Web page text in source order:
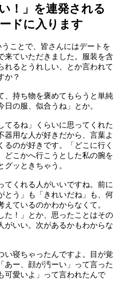
！」を連発される
ドに入ります
ことで、皆さんにはデートを
来ていただきました。服装を含
れるとうれしい、とか言われて
か？
、持ち物を褒めてもらうと単純
の服、似合うね」とか。
てるね」くらいに思ってくれた
器用な人が好きだから、言葉よ
るのが好きです。「どこに行く
どこかへ行こうとした私の腕を
ッときちゃう。
てくれる人がいいですね。前に
とう」も「きれいだね」も、何
ているのかわからなくて。
た！」とか、思ったことはその
がいい。次があるかもわからな
い寝ちゃったんですよ。目が覚
あー、顔が汚ーい」って言った
可愛いよ」って言われたんで